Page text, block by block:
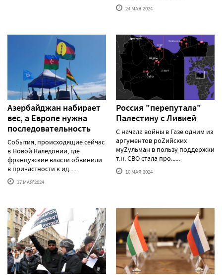
24 МАЯ'2024
Азербайджан набирает
вес, а Европе нужна
последовательность
События, происходящие сейчас
в Новой Каледонии, где
французские власти обвинили
в причастности к ид......
17 МАЯ'2024
Россия "перепутала"
Палестину с Ливией
С начала войны в Газе одним из
аргументов роZийских
муZульман в пользу поддержки
т.н. СВО стала про......
10 МАЯ'2024